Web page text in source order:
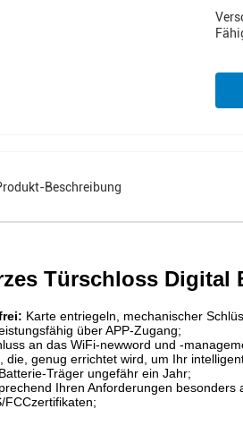
Beschreibung
Türschloss Digital
Karte entriegeln, mechanischer
über APP-Zugang;
an das WiFi-newword und -
die, genug errichtet wird, um Ihr
Träger ungefähr ein Jahr;
Ihren Anforderungen besonders
FCCzertifikaten;